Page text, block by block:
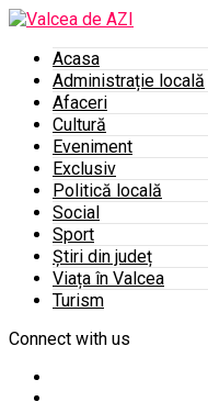
Acasa
Administrație locală
Afaceri
Cultură
Eveniment
Exclusiv
Politică locală
Social
Sport
Știri din județ
Viața în Valcea
Turism
Connect with us